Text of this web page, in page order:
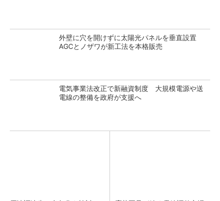
外壁に穴を開けずに太陽光パネルを垂直設置
AGCとノザワが新工法を本格販売
電気事業法改正で新融資制度 大規模電源や送
電線の整備を政府が支援へ